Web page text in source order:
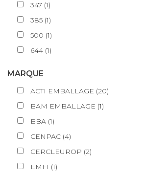
347 (1)
385 (1)
500 (1)
644 (1)
MARQUE
ACTI EMBALLAGE (20)
BAM EMBALLAGE (1)
BBA (1)
CENPAC (4)
CERCLEUROP (2)
EMFI (1)